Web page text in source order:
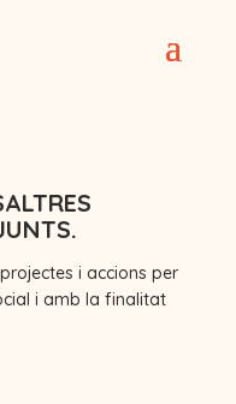
i accions per
i amb la finalitat